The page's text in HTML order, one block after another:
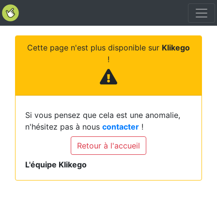
Cette page n'est plus disponible sur Klikego
!
Si vous pensez que cela est une anomalie,
n'hésitez pas à nous contacter !
Retour à l'accueil
L'équipe Klikego